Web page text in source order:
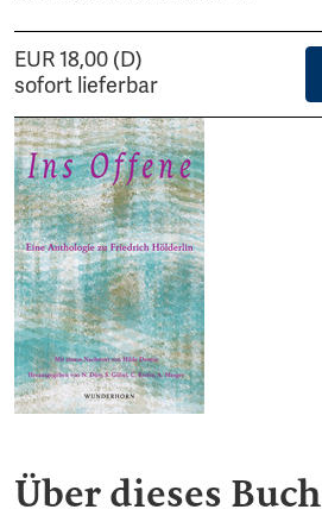
EUR 18,00 (D)
sofort lieferbar
Über dieses Buch